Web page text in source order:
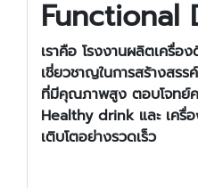
Functional
เราคือ โรงงานผลิตเครื่อ
เชี่ยวชาญในการสร้างสรร
ที่มีคุณภาพสูง ตอบโจทย์
Healthy drinkและ เครื่
เติบโตอย่างรวดเร็ว